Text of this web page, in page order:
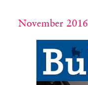
November 2016